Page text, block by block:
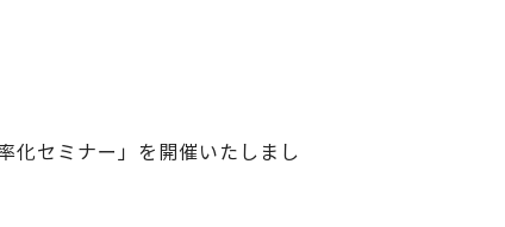
化セミナー」を開催いたしまし